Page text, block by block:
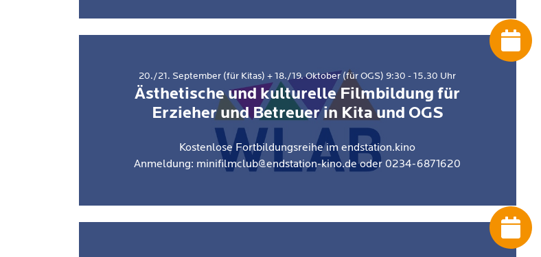
20./21. September (für Kitas) + 18./19. Oktober (für OGS) 9:30 - 15.30 Uhr
Ästhetische und kulturelle Filmbildung für
Erzieher und Betreuer in Kita und OGS
Kostenlose Fortbildungsreihe im endstation.kino
Anmeldung: minifilmclub@endstation-kino.de oder 0234-6871620